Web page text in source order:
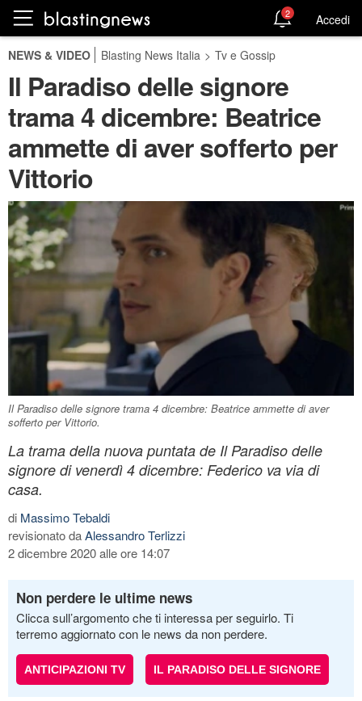
2 Accedi
NEWS & VIDEO Blasting News Italia > Tv e Gossip
Il Paradiso delle signore
trama 4 dicembre: Beatrice
ammette di aver sofferto per
Vittorio
Il Paradiso delle signore trama 4 dicembre: Beatrice ammette di aver
sofferto per Vittorio.
La trama della nuova puntata de Il Paradiso delle
signore di venerdì 4 dicembre: Federico va via di
casa.
di Massimo Tebaldi
revisionato daAlessandro Terlizzi
2 dicembre 2020 alle ore 14:07
Non perdere le ultime news
Clicca sull’argomento che ti interessa per seguirlo. Ti
terremo aggiornato con le news da non perdere.
ANTICIPAZIONI TV IL PARADISO DELLE SIGNORE